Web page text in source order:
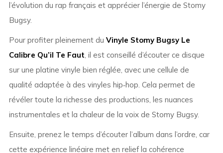
l’évolution du rap français et apprécier l’énergie de Stomy
Bugsy.
Pour profiter pleinement du Vinyle Stomy Bugsy Le
Calibre Qu’il Te Faut, il est conseillé d’écouter ce disque
sur une platine vinyle bien réglée, avec une cellule de
qualité adaptée à des vinyles hip‑hop. Cela permet de
révéler toute la richesse des productions, les nuances
instrumentales et la chaleur de la voix de Stomy Bugsy.
Ensuite, prenez le temps d’écouter l’album dans l’ordre, car
cette expérience linéaire met en relief la cohérence